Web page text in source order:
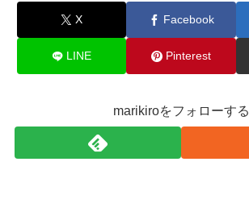
X Facebook
LINE Pinterest
marikiroをフォローする